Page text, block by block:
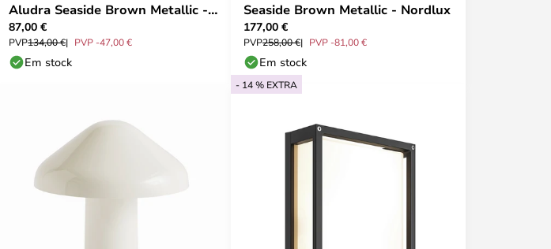
Aludra Seaside Brown Metallic -
Nordlux
87,00 €
PVP134,00 € PVP -47,00 €
Em stock
Seaside Brown Metallic - Nordlux
177,00 €
PVP258,00 € PVP -81,00 €
Em stock
- 14 % EXTRA